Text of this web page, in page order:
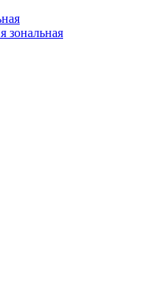
зональная